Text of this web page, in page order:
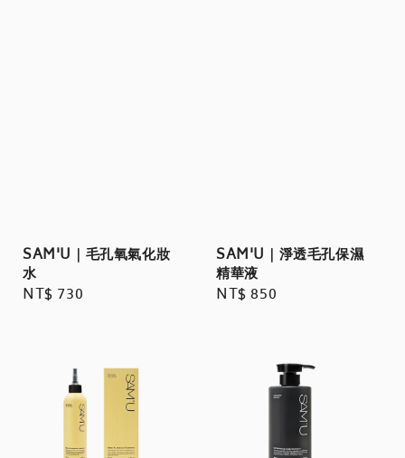
SAM'U｜毛孔氧氣化妝
水
Regular
NT$ 730
SAM'U｜淨透毛孔保濕
精華液
Regular
NT$ 850